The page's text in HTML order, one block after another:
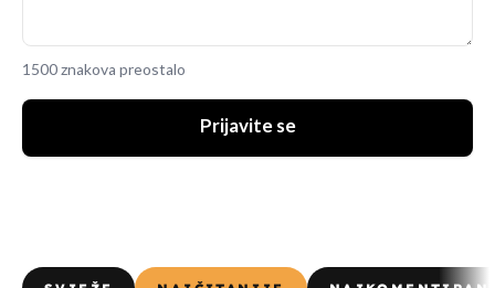
1500 znakova preostalo
Prijavite se